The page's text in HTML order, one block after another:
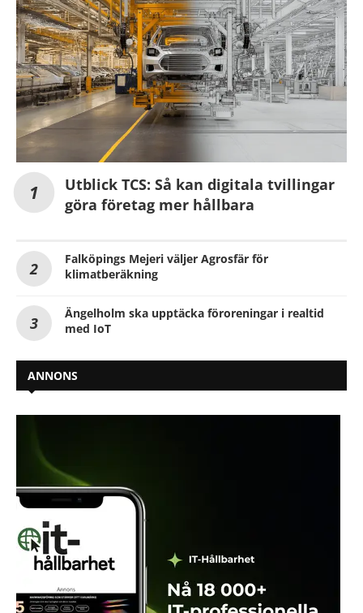
Utblick TCS: Så kan digitala tvillingar
göra företag mer hållbara
Falköpings Mejeri väljer Agrosfär för
klimatberäkning
Ängelholm ska upptäcka föroreningar i realtid
med IoT
ANNONS